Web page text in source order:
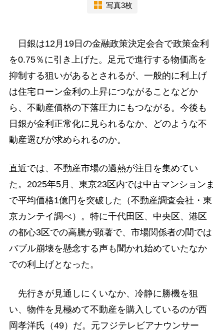
写真3枚
日銀は12月19日の金融政策決定会合で政策金利
を0.75％に引き上げた。足元で進行する物価高を
抑制する狙いがあるとされるが、一般的に利上げ
は住宅ローン金利の上昇につながることなどか
ら、不動産価格の下落圧力にもつながる。今後も
日銀が金利正常化に見られるなか、どのような不
動産選びが求められるのか。
直近では、不動産市場の過熱が注目を集めてい
た。2025年5月、東京23区内では中古マンションま
で平均価格1億円を突破した（不動産調査会社・東
京カンテイ調べ）。特に千代田区、中央区、港区
の都心3区での高騰が顕著で、市場関係者の間では
バブル崩壊を懸念する声も聞かれ始めていたなか
での利上げとなった。
先行きが見通しにくいなか、冷静に勝機を狙
い、物件を見極めて不動産を購入しているのが西
岡孝洋氏（49）だ。元フジテレビアナウンサー